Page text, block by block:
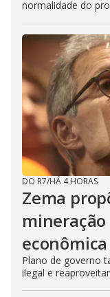
normalidade do
DO R7/HÁ 4 HORAS
Zema
Plano de governo
ilegal e